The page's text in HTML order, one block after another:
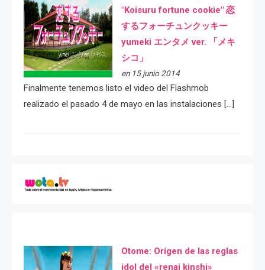
"Koisuru fortune cookie" 恋
するフォーチュンクッキー
yumeki エンタメ ver. 「メキ
シコ」
en 15 junio 2014
Finalmente tenemos listo el video del Flashmob
realizado el pasado 4 de mayo en las instalaciones […]
Otome: Orígen de las reglas
idol del «renai kinshi»